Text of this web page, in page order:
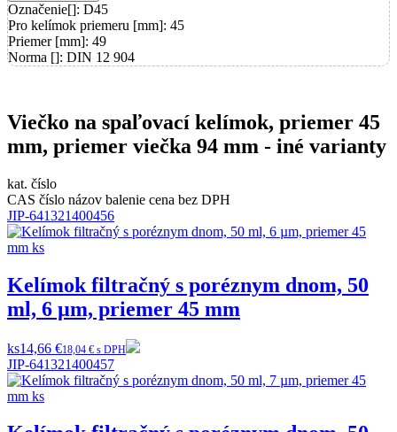
Označenie[]: D45
Pro kelímok priemeru [mm]: 45
Priemer [mm]: 49
Norma []: DIN 12 904
Viečko na spaľovací kelímok, priemer 45
mm, priemer viečka 94 mm - iné varianty
kat. číslo
CAS číslo názov balenie cena bez DPH
JIP-641321400456
Kelímok filtračný s poréznym dnom, 50
ml, 6 µm, priemer 45 mm
ks14,66 €18,04 € s DPH
JIP-641321400457